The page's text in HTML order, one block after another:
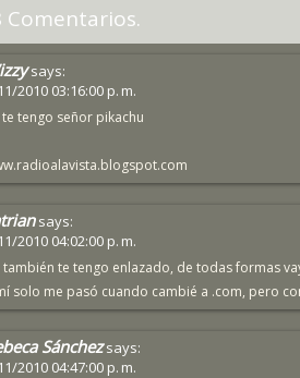
Comentarios.
says:
2010 03:16:00 p. m.
tengo señor pikachu
says:
2010 04:02:00 p. m.
también te tengo enlazado, de todas formas
solo me pasó cuando cambié a .com, pero
Sánchez says:
2010 04:47:00 p. m.